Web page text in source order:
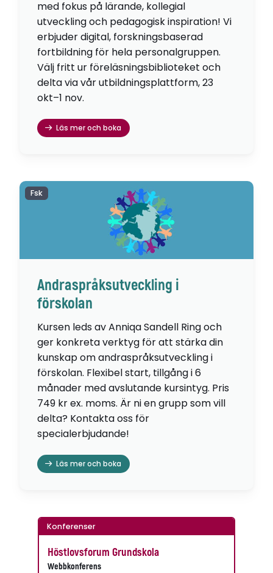
med fokus på lärande, kollegial
utveckling och pedagogisk inspiration! Vi
erbjuder digital, forskningsbaserad
fortbildning för hela personalgruppen.
Välj fritt ur föreläsningsbiblioteket och
delta via vår utbildningsplattform, 23
okt–1 nov.
Läs mer och boka
Andraspråksutveckling i
förskolan
Kursen leds av Anniqa Sandell Ring och
ger konkreta verktyg för att stärka din
kunskap om andraspråksutveckling i
förskolan. Flexibel start, tillgång i 6
månader med avslutande kursintyg. Pris
749 kr ex. moms. Är ni en grupp som vill
delta? Kontakta oss för
specialerbjudande!
Läs mer och boka
Fsk
Konferenser
Höstlovsforum Grundskola
Webbkonferens